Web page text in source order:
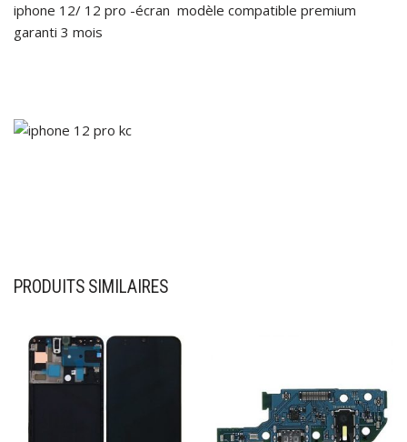
iphone 12/ 12 pro -écran modèle compatible premium
garanti 3 mois
PRODUITS SIMILAIRES